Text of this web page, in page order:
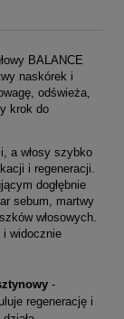
BALANCE
naskórek i
odświeża,
krok do
a włosy szybko
i regeneracji.
dogłębnie
sebum, martwy
włosowych.
i widocznie
-
regenerację i